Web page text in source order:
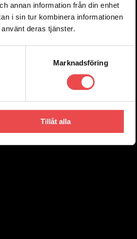
annan information från din enhet
i sin tur kombinera informationen
deras tjänster.
Marknadsföring
Tillåt alla
3%. Storlek 41/46
säkerheten inom racing under en period